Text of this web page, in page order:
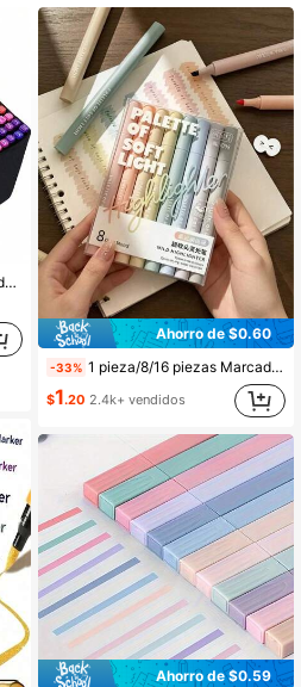
Ahorro de $0.60
-33% 1 pieza/8/16 piezas Marcadores resaltadores de punta suave con brillo, bolígrafos marcadores de luz suave, punta suave en forma de hacha ideal para resaltar, marcar notas, decorar diarios, garabateo casual, estudio diario, trabajo de oficina, creación manual DIY
$1.20 2.4k+ vendidos
Ahorro de $0.59